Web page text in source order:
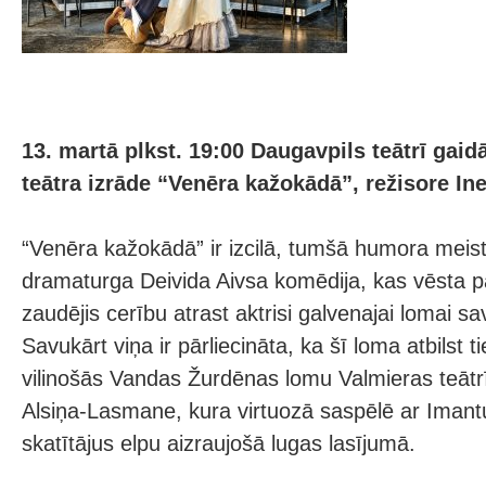
13. martā plkst. 19:00 Daugavpils teātrī
teātra izrāde “Venēra kažokādā”, režisore
“Venēra kažokādā” ir izcilā, tumšā humora
dramaturga Deivida Aivsa komēdija, kas vēsta
zaudējis cerību atrast aktrisi galvenajai lomai
Savukārt viņa ir pārliecināta, ka šī loma atbilst
vilinošās Vandas Žurdēnas lomu Valmieras
Alsiņa-Lasmane, kura virtuozā saspēlē ar
skatītājus elpu aizraujošā lugas lasījumā.